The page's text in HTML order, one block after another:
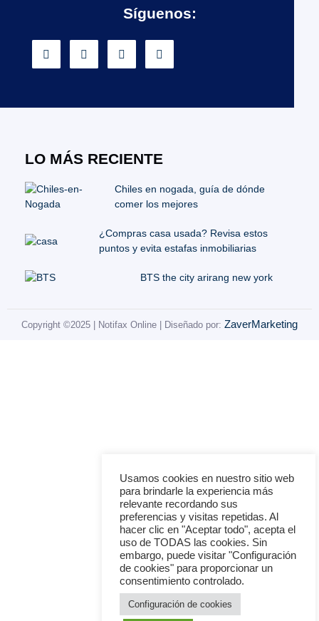
Síguenos:
LO MÁS RECIENTE
Chiles en nogada, guía de dónde
comer los mejores
¿Compras casa usada? Revisa estos
puntos y evita estafas inmobiliarias
BTS the city arirang new york
Copyright ©2025 | Notifax Online | Diseñado por: ZaverMarketing
Usamos cookies en nuestro sitio web
para brindarle la experiencia más
relevante recordando sus
preferencias y visitas repetidas. Al
hacer clic en "Aceptar todo", acepta el
uso de TODAS las cookies. Sin
embargo, puede visitar "Configuración
de cookies" para proporcionar un
consentimiento controlado.
Configuración de cookies